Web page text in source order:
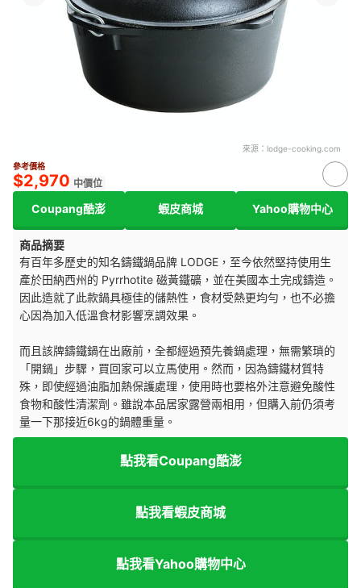
來源： lodge-cooking.com
參考價格
$2,970 中價位
Coupang酷澎 蝦皮商城 Yahoo購物中心
商品摘要
有百年多歷史的知名鑄鐵鍋品牌 LODGE，至今依然堅持使用生
產於田納西州的 Pyrrhotite 磁黃鐵礦，並在美國本土完成鑄造。
因此造就了此款鍋具極佳的儲熱性，食材受熱更均勻，也不必擔
心因為加入低溫食材影響烹調效果。
而且該牌鑄鐵鍋在出廠前，全都經過預先養鍋處理，無需繁瑣的
「開鍋」步驟，買回家可以立馬使用。然而，因為鑄鐵材質特
殊，即使經過油脂加熱保護處理，使用時也要格外注意避免酸性
食物和酸性清潔劑。雖說本品居家露營兩相用，但購入前仍須考
量一下那接近6kg的鍋體重量。
點我看Coupang酷澎
點我看蝦皮商城
點我看Yahoo購物中心